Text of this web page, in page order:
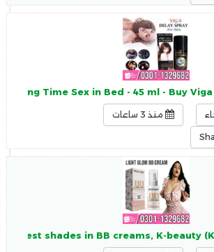
Long Time Sex in Bed - 45 ml - Buy
منذ 3 ساعات
shades in BB creams, K-beauty